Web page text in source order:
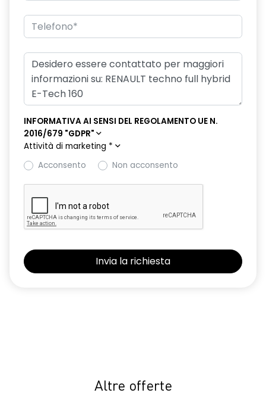
INFORMATIVA AI SENSI DEL REGOLAMENTO UE N.
2016/679 "GDPR"
Attività di marketing *
Acconsento
Non acconsento
Altre offerte